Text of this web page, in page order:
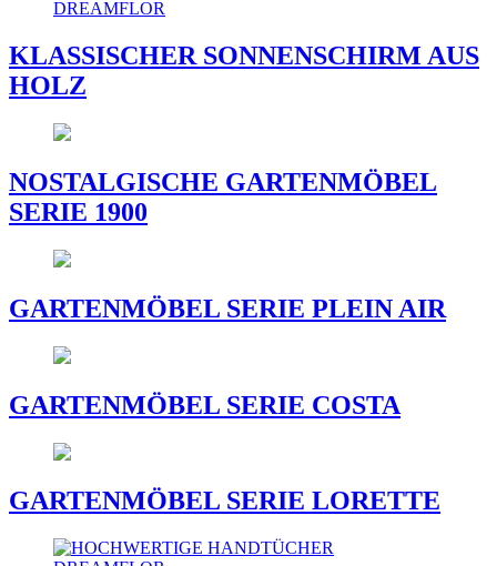
KLASSISCHER SONNENSCHIRM AUS
HOLZ
NOSTALGISCHE GARTENMÖBEL
SERIE 1900
GARTENMÖBEL SERIE PLEIN AIR
GARTENMÖBEL SERIE COSTA
GARTENMÖBEL SERIE LORETTE